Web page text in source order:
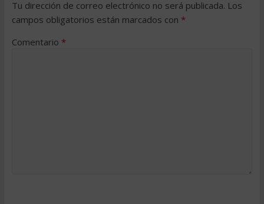
Tu dirección de correo electrónico no será publicada. Los
campos obligatorios están marcados con *
Comentario *